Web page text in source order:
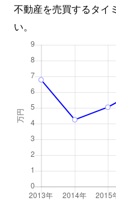
不動産を売買するタイ
い。